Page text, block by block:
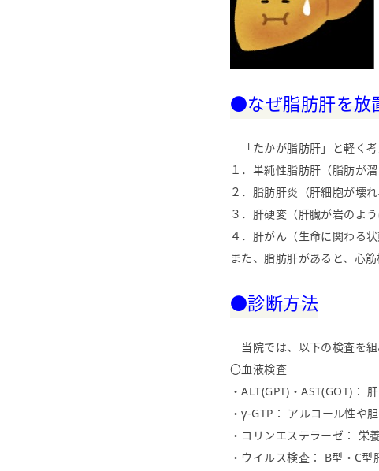
●なぜ脂肪肝を放
「たかが脂肪肝」と軽く考
１．単純性脂肪肝（脂肪が
２．脂肪肝炎（肝細胞が壊
３．肝硬変（肝臓が岩のよ
４． 肝がん （生命に関わる状
また、脂肪肝があると、心
●診断方法
当院では、以下の検査を組
〇血液検査
・ALT(GPT)・AST(GOT)：
・γ-GTP： アルコール性や
・コリンエステラーゼ： 栄
・ウイルス検査： B型・C